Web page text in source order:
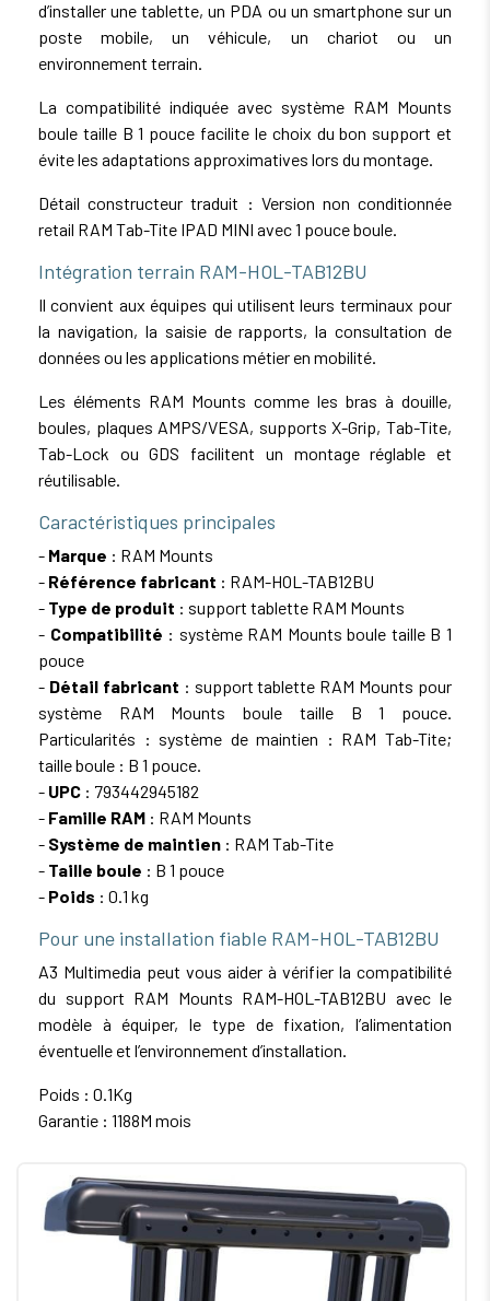
d’installer une tablette, un PDA ou un smartphone sur un
poste mobile, un véhicule, un chariot ou un
environnement terrain.
La compatibilité indiquée avec système RAM Mounts
boule taille B 1 pouce facilite le choix du bon support et
évite les adaptations approximatives lors du montage.
Détail constructeur traduit : Version non conditionnée
retail RAM Tab-Tite IPAD MINI avec 1 pouce boule.
Intégration terrain RAM-HOL-TAB12BU
Il convient aux équipes qui utilisent leurs terminaux pour
la navigation, la saisie de rapports, la consultation de
données ou les applications métier en mobilité.
Les éléments RAM Mounts comme les bras à douille,
boules, plaques AMPS/VESA, supports X-Grip, Tab-Tite,
Tab-Lock ou GDS facilitent un montage réglable et
réutilisable.
Caractéristiques principales
- Marque : RAM Mounts
- Référence fabricant : RAM-HOL-TAB12BU
- Type de produit : support tablette RAM Mounts
- Compatibilité : système RAM Mounts boule taille B 1
pouce
- Détail fabricant : support tablette RAM Mounts pour
système RAM Mounts boule taille B 1 pouce.
Particularités : système de maintien : RAM Tab-Tite;
taille boule : B 1 pouce.
- UPC : 793442945182
- Famille RAM : RAM Mounts
- Système de maintien : RAM Tab-Tite
- Taille boule : B 1 pouce
- Poids : 0.1 kg
Pour une installation fiable RAM-HOL-TAB12BU
A3 Multimedia peut vous aider à vérifier la compatibilité
du support RAM Mounts RAM-HOL-TAB12BU avec le
modèle à équiper, le type de fixation, l’alimentation
éventuelle et l’environnement d’installation.
Poids : 0.1Kg
Garantie : 1188M mois